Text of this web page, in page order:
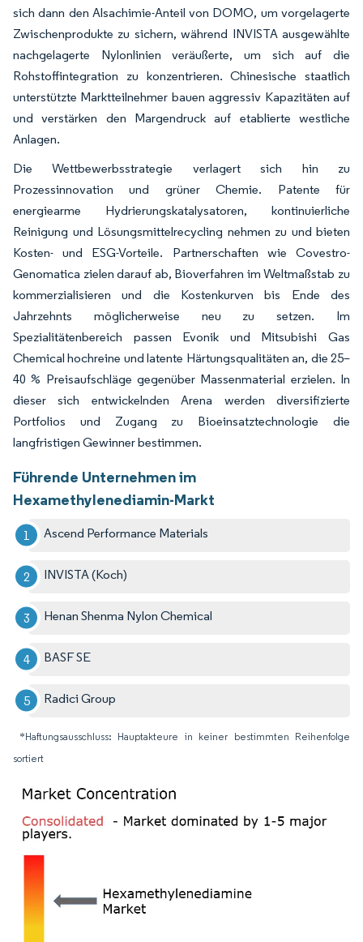
sich dann den Alsachimie-Anteil von DOMO, um vorgelagerte
Zwischenprodukte zu sichern, während INVISTA ausgewählte
nachgelagerte Nylonlinien veräußerte, um sich auf die
Rohstoffintegration zu konzentrieren. Chinesische staatlich
unterstützte Marktteilnehmer bauen aggressiv Kapazitäten auf
und verstärken den Margendruck auf etablierte westliche
Anlagen.
Die Wettbewerbsstrategie verlagert sich hin zu
Prozessinnovation und grüner Chemie. Patente für
energiearme Hydrierungskatalysatoren, kontinuierliche
Reinigung und Lösungsmittelrecycling nehmen zu und bieten
Kosten- und ESG-Vorteile. Partnerschaften wie Covestro-
Genomatica zielen darauf ab, Bioverfahren im Weltmaßstab zu
kommerzialisieren und die Kostenkurven bis Ende des
Jahrzehnts möglicherweise neu zu setzen. Im
Spezialitätenbereich passen Evonik und Mitsubishi Gas
Chemical hochreine und latente Härtungsqualitäten an, die 25–
40 % Preisaufschläge gegenüber Massenmaterial erzielen. In
dieser sich entwickelnden Arena werden diversifizierte
Portfolios und Zugang zu Bioeinsatztechnologie die
langfristigen Gewinner bestimmen.
Führende Unternehmen im
Hexamethylenediamin-Markt
Ascend Performance Materials
INVISTA (Koch)
Henan Shenma Nylon Chemical
BASF SE
Radici Group
*Haftungsausschluss: Hauptakteure in keiner bestimmten Reihenfolge
sortiert